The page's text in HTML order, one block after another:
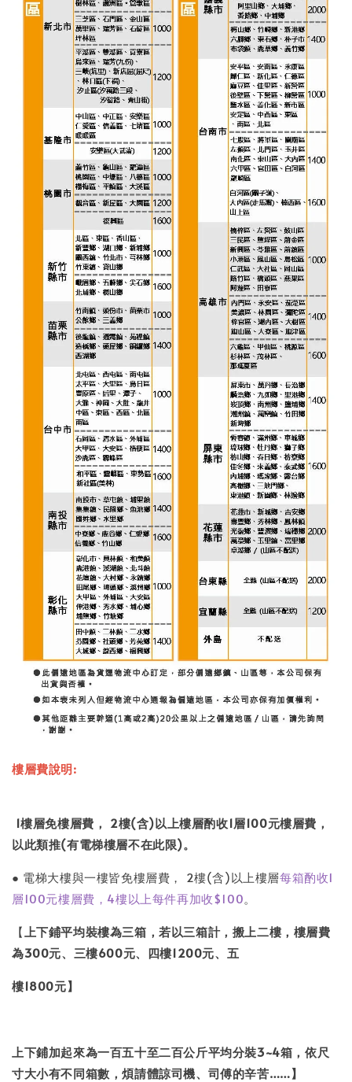
樓層費說明:
1樓層免樓層費， 2樓(含)以上樓層酌收1層100元樓層費，
以此類推(有電梯樓層不在此限)。
● 電梯大樓與一樓皆免樓層費， 2樓(含)以上樓層每箱酌收1
層100元樓層費，4樓以上每件再加收$100。
【 上下鋪平均裝樓為三箱，若以三箱計，搬上二樓，樓層費
為300元、三樓600元、四樓1200元、五
樓1800元】
上下鋪加起來為一百五十至二百公斤平均分裝3~4箱，依尺
寸大小有不同箱數，煩請體諒司機、司傅的辛苦……】